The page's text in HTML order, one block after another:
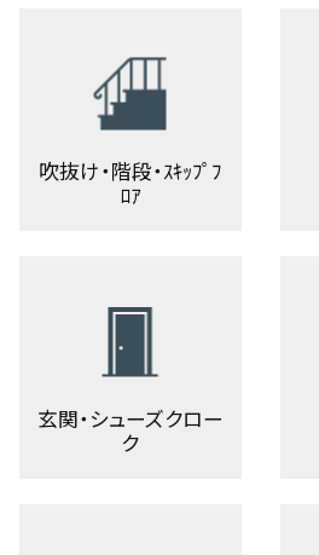
吹抜け・階段・ｽｷｯﾌﾟﾌ
ﾛｱ
玄関・シューズクロー
ク